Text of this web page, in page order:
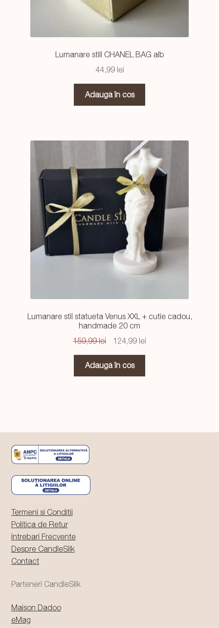
Lumanare still CHANEL BAG alb
44,99 lei
Adaugă în coș
Lumanare stil statueta Venus XXL + cutie cadou,
handmade 20 cm
159,99lei
Prețul
a
fost:
124,99 leiPrețul
Adaugă în coș
Termeni si Conditii
Politica de Retur
Intrebari Frecvente
Despre CandleSilk
Contact
Parteneri CandleSilk
Maison Dadoo
eMag